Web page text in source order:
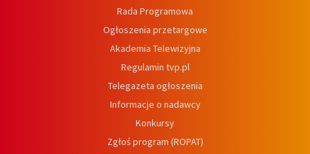
Rada Programowa
Ogłoszenia przetargowe
Akademia Telewizyjna
Regulamin tvp.pl
Telegazeta ogłoszenia
Informacje o nadawcy
Konkursy
Zgłoś program (ROPAT)